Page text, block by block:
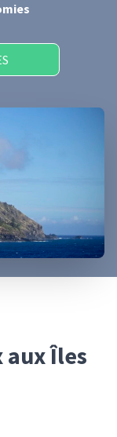
aux Îles